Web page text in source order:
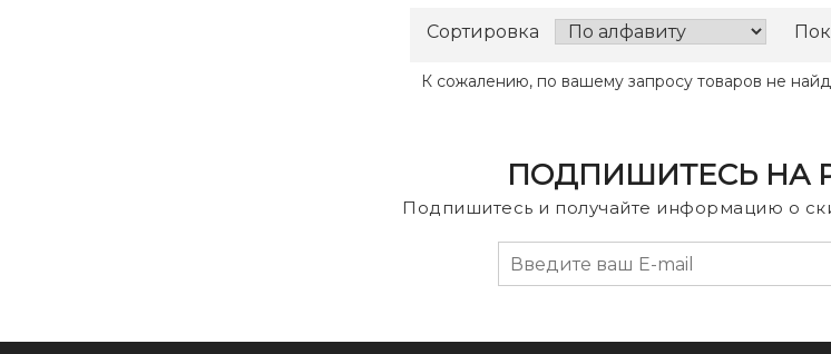
Сортировка
К сожалению, по вашему запросу товаров не
ПОДПИШИТЕСЬ НА
Подпишитесь и получайте информацию о